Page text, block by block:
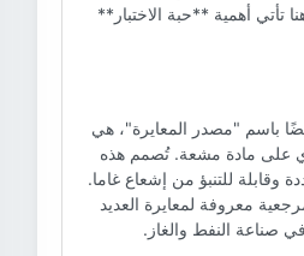
تأتي أهمية **حبة الاختبار**
باسم "مصدر المعايرة"، هي
على مادة مشعة. تُصمم هذه
وقابلة للتنبؤ من إشعاع غاما.
معروفة لمعايرة العديد
صناعة النفط والغاز.